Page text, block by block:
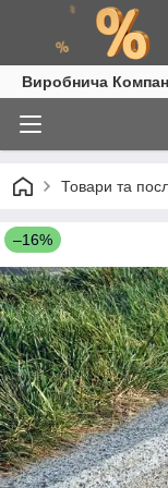
Виробнича
Товари та
–16%